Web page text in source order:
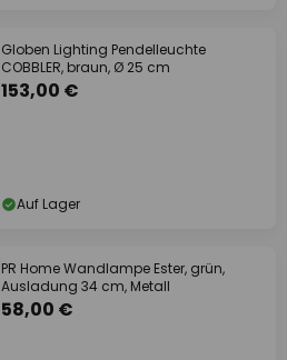
Globen Lighting Pendelleuchte
COBBLER, braun, Ø 25 cm
153,00 €
Auf Lager
PR Home Wandlampe Ester, grün,
Ausladung 34 cm, Metall
58,00 €